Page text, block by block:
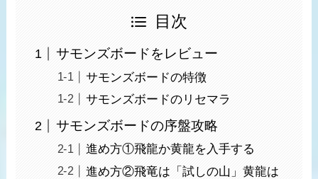
目次
サモンズボードをレビュー
サモンズボードの特徴
サモンズボードのリセマラ
サモンズボードの序盤攻略
進め方①飛龍か黄龍を入手する
進め方②飛竜は「試しの山」黄龍は